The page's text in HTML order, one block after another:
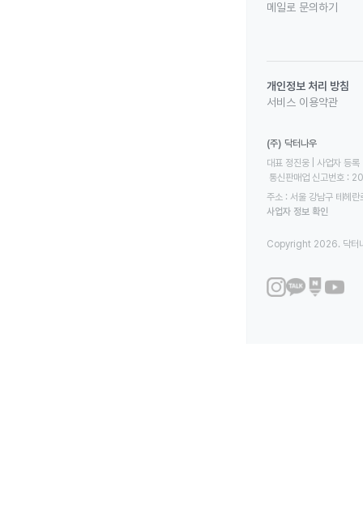
메일로 문의하기
개인정보 처리 방침
서비스 이용약관
(주) 닥터나우
대표 정진웅 | 사업자
통신판매업 신고번호
주소 : 서울 강남구 테헤
사업자 정보 확인
Copyright 2026. 닥터